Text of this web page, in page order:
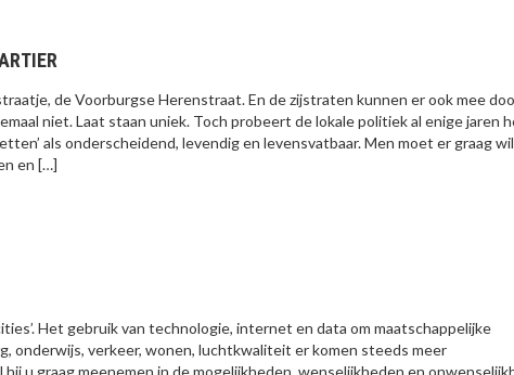
de Voorburgse Herenstraat. En de zijstraten kunnen er ook mee
niet. Laat staan uniek. Toch probeert de lokale politiek al enige jaren
als onderscheidend, levendig en levensvatbaar. Men moet er graag
en […]
Het gebruik van technologie, internet en data om maatschappelijke
onderwijs, verkeer, wonen, luchtkwaliteit er komen steeds meer
u graag meenemen in de mogelijkheden, wenselijkheden en